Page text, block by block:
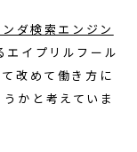
ダ検索エンジン
イプリルフール
改めて働き方に
かと考えていま